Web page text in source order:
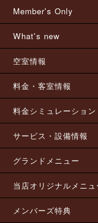
Member's Only
What's new
空室情報
料金・客室情報
料金シミュレーション
サービス・設備情報
グランドメニュー
当店オリジナルメニュ
メンバーズ特典